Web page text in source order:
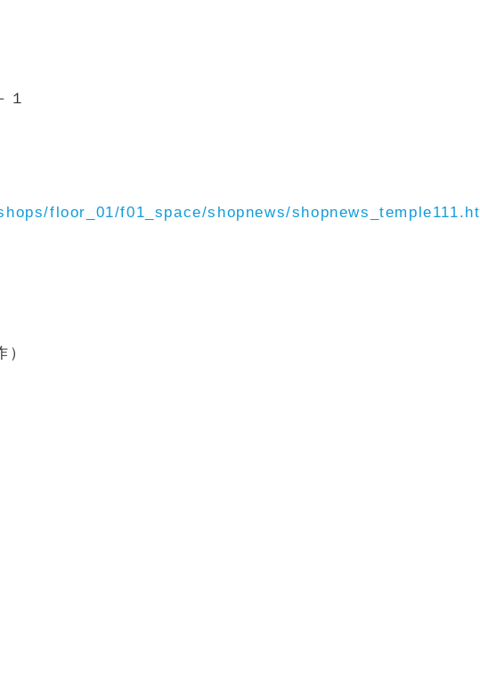
１
floor_01/f01_space/shopnews/shopnews_temple111.ht